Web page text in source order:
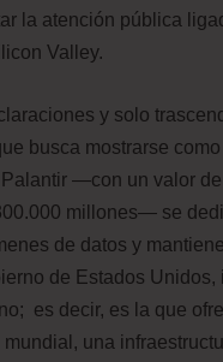
la atención pública
Valley.
y solo
busca mostrarse
—con un valor
millones— se
de datos y
de Estados Unidos,
es decir, es la que
una